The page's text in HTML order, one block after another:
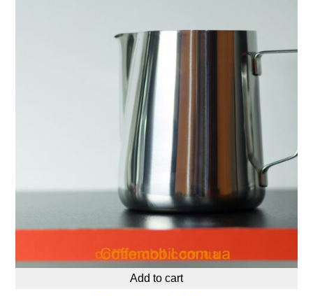
Add to cart